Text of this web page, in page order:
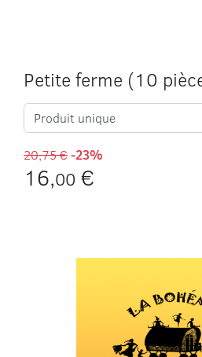
Petite ferme (10
Produit unique
20,75 €-23%
16,00 €